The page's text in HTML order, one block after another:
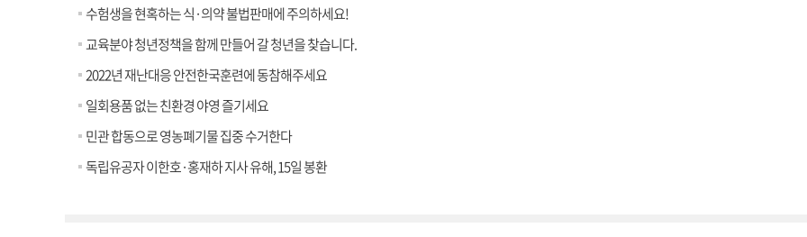
수험생을 현혹하는 식·의약 불법판매에 주의하세요!
교육분야 청년정책을 함께 만들어 갈 청년을 찾습니다.
2022년 재난대응 안전한국훈련에 동참해주세요
일회용품 없는 친환경 야영 즐기세요
민관 합동으로 영농폐기물 집중 수거한다
독립유공자 이한호·홍재하 지사 유해, 15일 봉환